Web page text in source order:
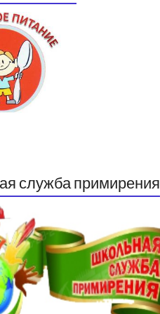
служба примирения